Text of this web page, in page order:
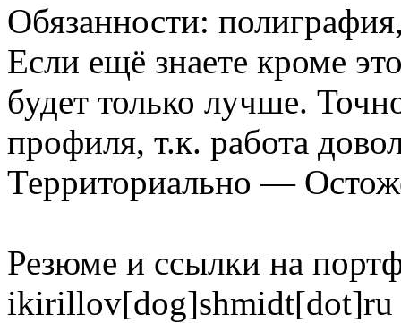
Обязанности:
Если ещё знаете кроме
будет только лучше.
профиля, т.к. работа
Территориально —
Резюме и ссылки на
ikirillov[dog]shmidt[dot]ru